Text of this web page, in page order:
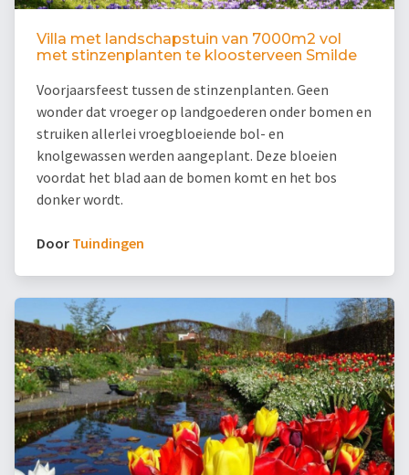
Villa met landschapstuin van 7000m2 vol
met stinzenplanten te kloosterveen Smilde
Voorjaarsfeest tussen de stinzenplanten. Geen
wonder dat vroeger op landgoederen onder bomen en
struiken allerlei vroegbloeiende bol- en
knolgewassen werden aangeplant. Deze bloeien
voordat het blad aan de bomen komt en het bos
donker wordt.
Door Tuindingen